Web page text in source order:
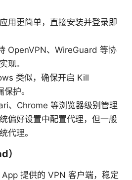
用更简单，直接安装并登录即
OpenVPN、WireGuard 等协
现。
类似，确保开启 Kill
护。
、Chrome 等浏览器级别管理
偏好设置中配置代理，但一般
代理。
）
提供的 VPN 客户端，稳定